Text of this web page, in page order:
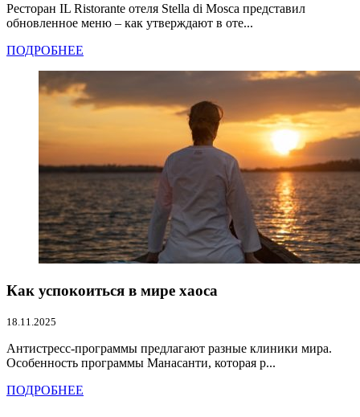
Ресторан IL Ristorante отеля Stella di Mosca представил
обновленное меню – как утверждают в оте...
ПОДРОБНЕЕ
Как успокоиться в мире хаоса
18.11.2025
Антистресс-программы предлагают разные клиники мира.
Особенность программы Манасанти, которая р...
ПОДРОБНЕЕ